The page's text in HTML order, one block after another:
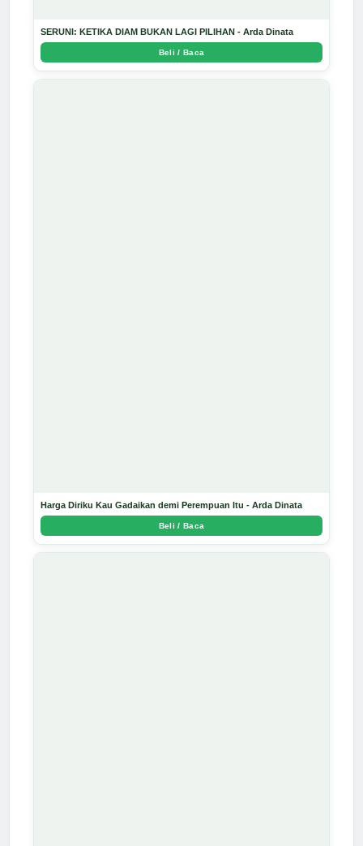
SERUNI: KETIKA DIAM BUKAN LAGI PILIHAN - Arda Dinata
Beli / Baca
Harga Diriku Kau Gadaikan demi Perempuan Itu - Arda Dinata
Beli / Baca